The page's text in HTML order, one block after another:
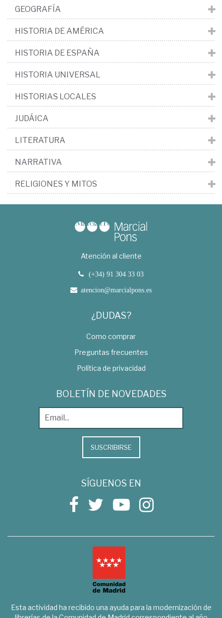
GEOGRAFÍA
HISTORIA DE AMÉRICA
HISTORIA DE ESPAÑA
HISTORIA UNIVERSAL
HISTORIAS LOCALES
JUDÁICA
LITERATURA
NARRATIVA
RELIGIONES Y MITOS
Atención al cliente
(+34) 91 304 33 03
atencion@marcialpons.es
¿DUDAS?
Como comprar
Preguntas frecuentes
Política de privacidad
BOLETÍN DE NOVEDADES
SUSCRIBIRSE
SÍGUENOS EN
Esta actividad ha recibido una ayuda para la modernización de